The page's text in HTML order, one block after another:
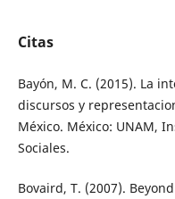
Citas
Bayón, M. C. (2015). La
discursos y
México. México: UNAM,
Sociales.
Bovaird, T. (2007).